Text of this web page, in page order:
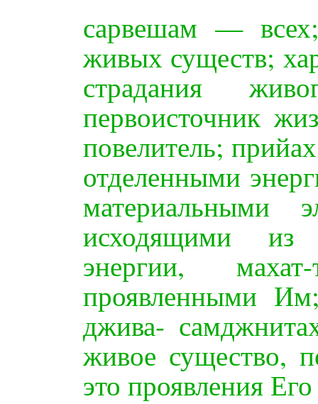
сарвешам —
живых существ;
страдания
первоисточник
повелитель;
отделенными
материальными
исходящими из
энергии,
проявленными
джива-
живое существо,
это проявления